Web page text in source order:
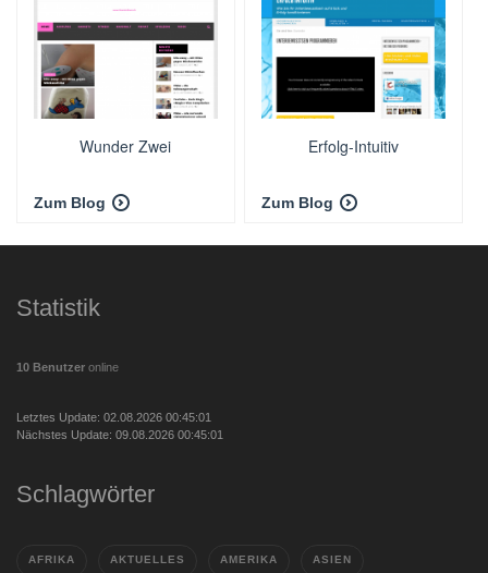
Wunder Zwei
Zum Blog
Erfolg-Intuitiv
Zum Blog
Statistik
10 Benutzer online
Letztes Update: 02.08.2026 00:45:01
Nächstes Update: 09.08.2026 00:45:01
Schlagwörter
AFRIKA AKTUELLES AMERIKA ASIEN